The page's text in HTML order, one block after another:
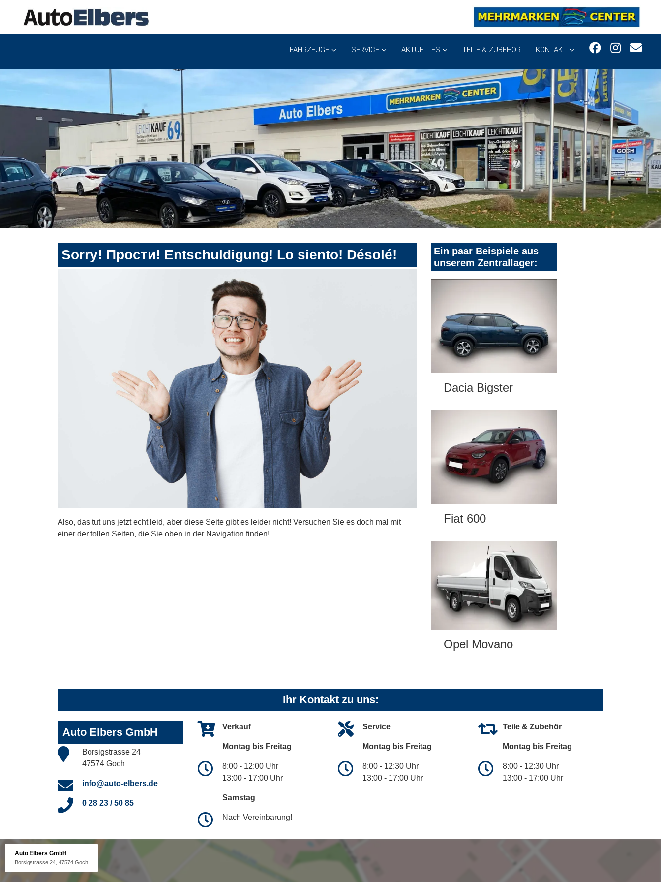
FAHRZEUGE SERVICE AKTUELLES TEILE & ZUBEHÖR KONTAKT
Sorry! Прости! Entschuldigung! Lo siento! Désolé!
Also, das tut uns jetzt echt leid, aber diese Seite gibt es leider nicht! Versuchen Sie es doch mal mit
einer der tollen Seiten, die Sie oben in der Navigation finden!
Ein paar Beispiele aus
unserem Zentrallager:
Dacia Bigster
Fiat 600
Opel Movano
Ihr Kontakt zu uns:
Auto Elbers GmbH
Borsigstrasse 24
47574 Goch
info@auto-elbers.de
0 28 23 / 50 85
Verkauf
Montag bis Freitag
8:00 - 12:00 Uhr
13:00 - 17:00 Uhr
Samstag
Nach Vereinbarung!
Service
Montag bis Freitag
8:00 - 12:30 Uhr
13:00 - 17:00 Uhr
Teile & Zubehör
Montag bis Freitag
8:00 - 12:30 Uhr
13:00 - 17:00 Uhr
Auto Elbers GmbH
Borsigstrasse 24, 47574 Goch